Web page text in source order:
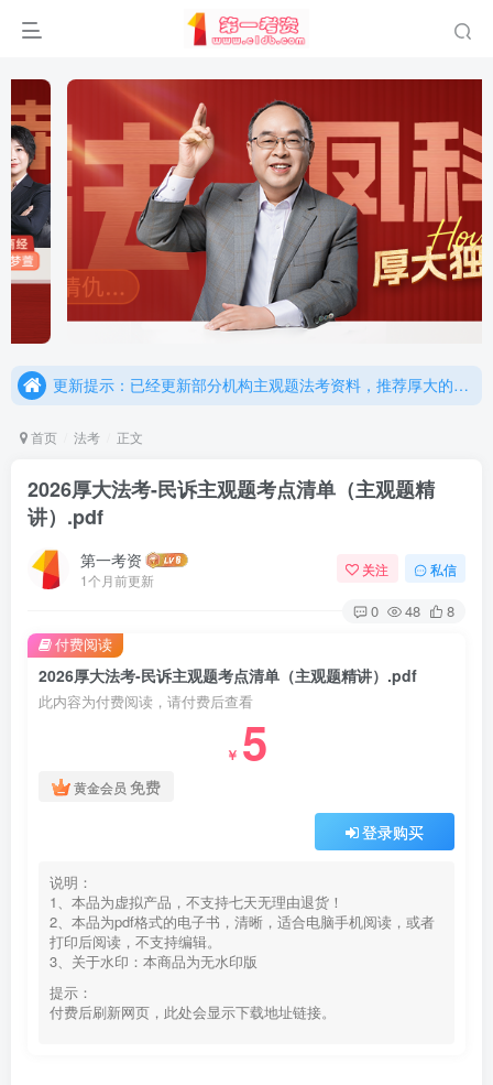
重要通知：因网站调整，现已经关闭手机号登录，请手机注册用户及时添加客服微信（微信号：dykz180），客服会协助将登陆方式更改为邮箱登录！
更新提示：已经更新部分机构主观题法考资料，推荐厚大的考点清单，高清版，特别适合学习！
首页 法考 正文
2026厚大法考-民诉主观题考点清单（主观题精
讲）.pdf
第一考资
1个月前更新
关注 私信
0 48 8
2026厚大法考-民诉主观题考点清单（主观题精讲）.pdf
此内容为付费阅读，请付费后查看
￥ 5
黄金会员 免费
登录购买
说明：
1、本品为虚拟产品，不支持七天无理由退货！
2、本品为pdf格式的电子书，清晰，适合电脑手机阅读，或者
打印后阅读，不支持编辑。
3、关于水印：本商品为无水印版
提示：
付费后刷新网页，此处会显示下载地址链接。
付费阅读